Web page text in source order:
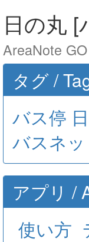
日の丸 [
AreaNote GO
タグ /
バス停
バスネ
アプリ /
使い方